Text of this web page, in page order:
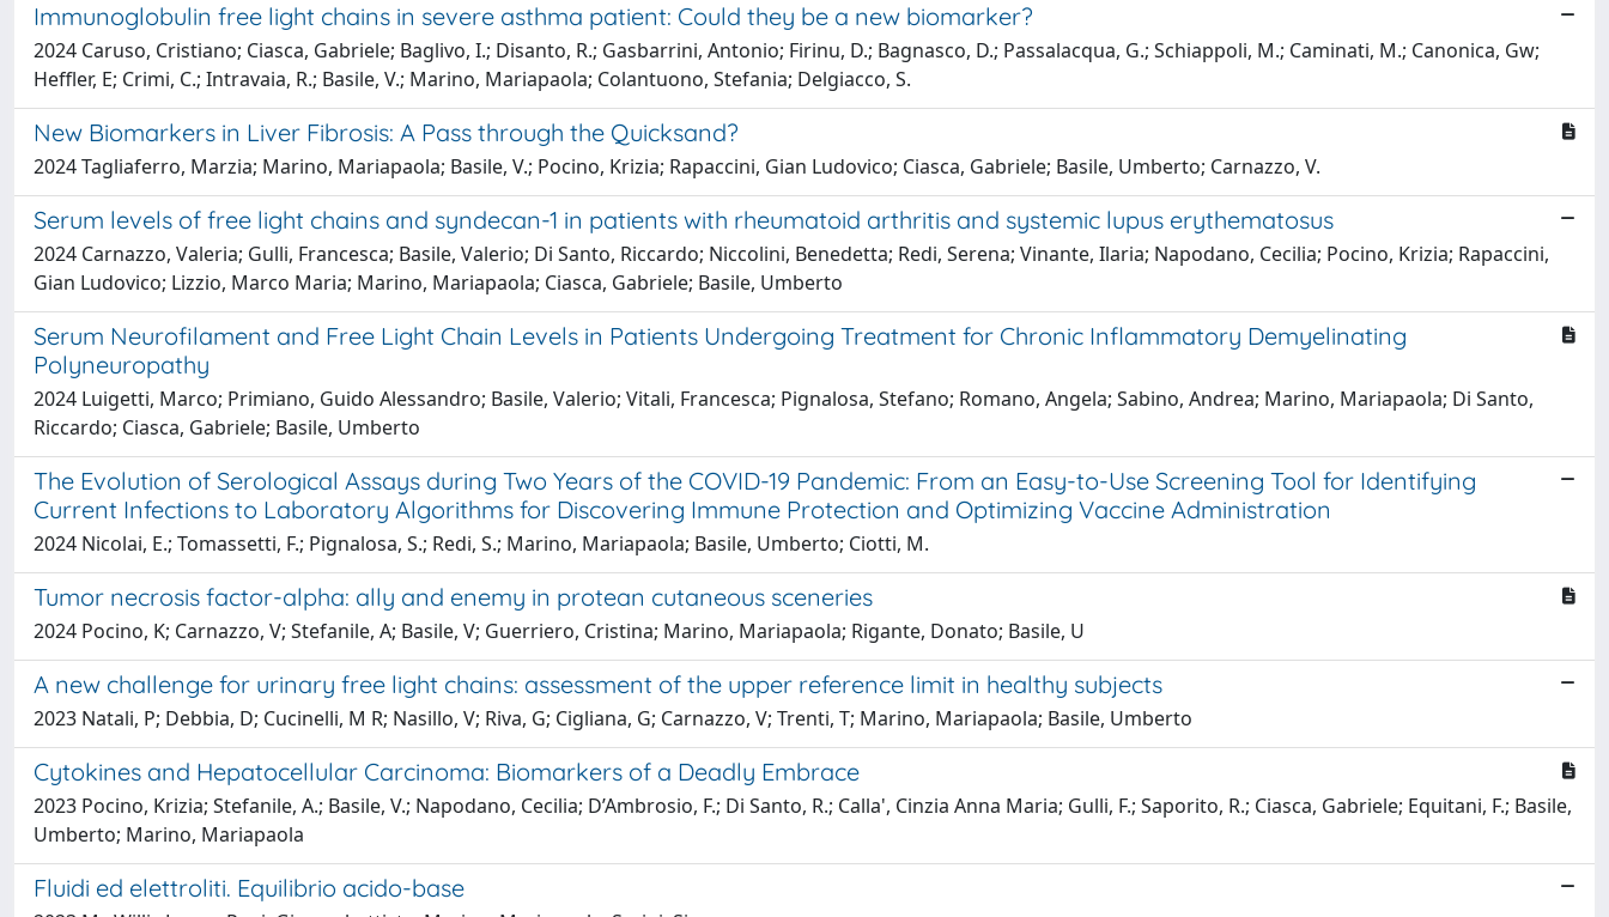
Immunoglobulin free light chains in severe asthma patient: Could they be a new biomarker?
2024 Caruso, Cristiano; Ciasca, Gabriele; Baglivo, I.; Disanto, R.; Gasbarrini, Antonio; Firinu, D.; Bagnasco, D.; Passalacqua, G.; Schiappoli, M.; Caminati, M.; Canonica, Gw;
Heffler, E; Crimi, C.; Intravaia, R.; Basile, V.; Marino, Mariapaola; Colantuono, Stefania; Delgiacco, S.
New Biomarkers in Liver Fibrosis: A Pass through the Quicksand?
2024 Tagliaferro, Marzia; Marino, Mariapaola; Basile, V.; Pocino, Krizia; Rapaccini, Gian Ludovico; Ciasca, Gabriele; Basile, Umberto; Carnazzo, V.
Serum levels of free light chains and syndecan-1 in patients with rheumatoid arthritis and systemic lupus erythematosus
2024 Carnazzo, Valeria; Gulli, Francesca; Basile, Valerio; Di Santo, Riccardo; Niccolini, Benedetta; Redi, Serena; Vinante, Ilaria; Napodano, Cecilia; Pocino, Krizia; Rapaccini,
Gian Ludovico; Lizzio, Marco Maria; Marino, Mariapaola; Ciasca, Gabriele; Basile, Umberto
Serum Neurofilament and Free Light Chain Levels in Patients Undergoing Treatment for Chronic Inflammatory Demyelinating
Polyneuropathy
2024 Luigetti, Marco; Primiano, Guido Alessandro; Basile, Valerio; Vitali, Francesca; Pignalosa, Stefano; Romano, Angela; Sabino, Andrea; Marino, Mariapaola; Di Santo,
Riccardo; Ciasca, Gabriele; Basile, Umberto
The Evolution of Serological Assays during Two Years of the COVID-19 Pandemic: From an Easy-to-Use Screening Tool for Identifying
Current Infections to Laboratory Algorithms for Discovering Immune Protection and Optimizing Vaccine Administration
2024 Nicolai, E.; Tomassetti, F.; Pignalosa, S.; Redi, S.; Marino, Mariapaola; Basile, Umberto; Ciotti, M.
Tumor necrosis factor-alpha: ally and enemy in protean cutaneous sceneries
2024 Pocino, K; Carnazzo, V; Stefanile, A; Basile, V; Guerriero, Cristina; Marino, Mariapaola; Rigante, Donato; Basile, U
A new challenge for urinary free light chains: assessment of the upper reference limit in healthy subjects
2023 Natali, P; Debbia, D; Cucinelli, M R; Nasillo, V; Riva, G; Cigliana, G; Carnazzo, V; Trenti, T; Marino, Mariapaola; Basile, Umberto
Cytokines and Hepatocellular Carcinoma: Biomarkers of a Deadly Embrace
2023 Pocino, Krizia; Stefanile, A.; Basile, V.; Napodano, Cecilia; D’Ambrosio, F.; Di Santo, R.; Calla', Cinzia Anna Maria; Gulli, F.; Saporito, R.; Ciasca, Gabriele; Equitani, F.; Basile,
Umberto; Marino, Mariapaola
Fluidi ed elettroliti. Equilibrio acido-base